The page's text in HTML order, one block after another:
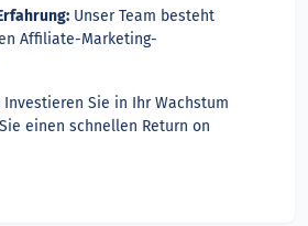
Unser Team besteht
Affiliate-Marketing-
Investieren Sie in Ihr Wachstum
einen schnellen Return on